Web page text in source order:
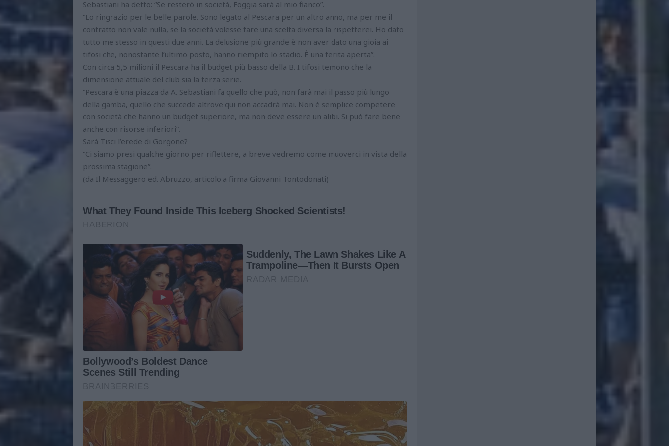
Sebastiani ha detto: “Se resterò in società, Foggia sarà al mio fianco”.
“Lo ringrazio per le belle parole. Sono legato al Pescara per un altro anno, ma per me il
contratto non vale nulla, se la società volesse fare una scelta diversa la rispetterei. Ho dato
tutto me stesso in questi due anni. La delusione più grande è non aver dato una gioia ai
tifosi che, nonostante l’ultimo posto, hanno riempito lo stadio. È una ferita aperta”.
Con circa 5,5 milioni il Pescara ha il budget più basso della B. I tifosi temono che la
dimensione attuale del club sia la terza serie.
“Pescara è una piazza da A. Sebastiani fa quello che può, non farà mai il passo più lungo
della gamba, quello che succede altrove qui non accadrà mai. Non è semplice competere
con società che hanno un budget superiore, ma non deve essere un alibi. Si può fare bene
anche con risorse inferiori”.
Sarà Tisci l’erede di Gorgone?
“Ci siamo presi qualche giorno per riflettere, a breve vedremo come muoverci in vista della
prossima stagione”.
(da Il Messaggero ed. Abruzzo, articolo a firma Giovanni Tontodonati)